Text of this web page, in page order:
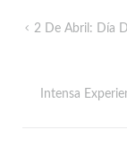
2 De Abril: Día
Intensa